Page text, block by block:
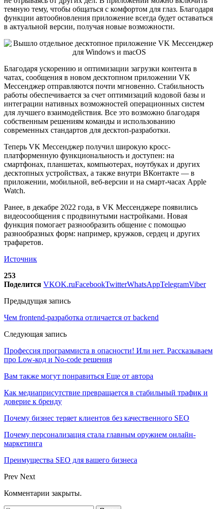
темную тему, чтобы общаться с комфортом для глаз. Благодаря
функции автообновления приложение всегда будет оставаться
в актуальной версии, получая новые возможности.
Благодаря ускорению и оптимизации загрузки контента в
чатах, сообщения в новом десктопном приложении VK
Мессенджер отправляются почти мгновенно. Стабильность
работы обеспечивается за счет оптимизаций кодовой базы и
интеграции нативных возможностей операционных систем
для лучшего взаимодействия. Все это возможно благодаря
собственным решениям команды и использованию
современных стандартов для десктоп-разработки.
Теперь VK Мессенджер получил широкую кросс-
платформенную функциональность и доступен: на
смартфонах, планшетах, компьютерах, ноутбуках и других
десктопных устройствах, а также внутри ВКонтакте — в
приложении, мобильной, веб-версии и на смарт-часах Apple
Watch.
Ранее, в декабре 2022 года, в VK Мессенджере появились
видеосообщения с продвинутыми настройками. Новая
функция помогает разнообразить общение с помощью
разнообразных форм: например, кружков, сердец и других
трафаретов.
Источник
253
Поделится VKOK.ruFacebookTwitterWhatsAppTelegramViber
Предыдущая запись
Чем frontend-разработка отличается от backend
Следующая запись
Профессия программиста в опасности! Или нет. Рассказываем
про Low-код и No-code решения
Вам также могут понравиться Еще от автора
Как медиаприсутствие превращается в стабильный трафик и
доверие к бренду
Почему бизнес теряет клиентов без качественного SEO
Почему персонализация стала главным оружием онлайн-
маркетинга
Преимущества SEO для вашего бизнеса
Prev Next
Комментарии закрыты.